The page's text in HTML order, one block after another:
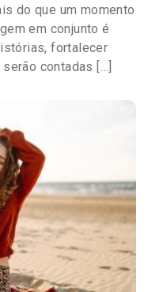
do que um momento
em conjunto é
fortalecer
contadas […]